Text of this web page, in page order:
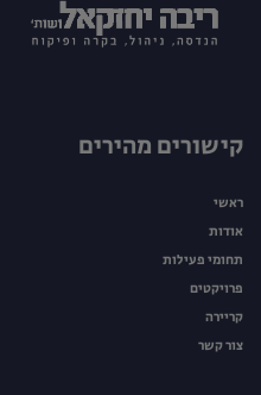
קישורים מהירים
ראשי
אודות
תחומי פעילות
פרויקטים
קריירה
צור קשר